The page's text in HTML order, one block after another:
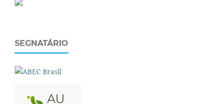
SEGNATÁRIO